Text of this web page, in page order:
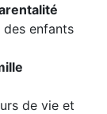
des enfants
de vie et